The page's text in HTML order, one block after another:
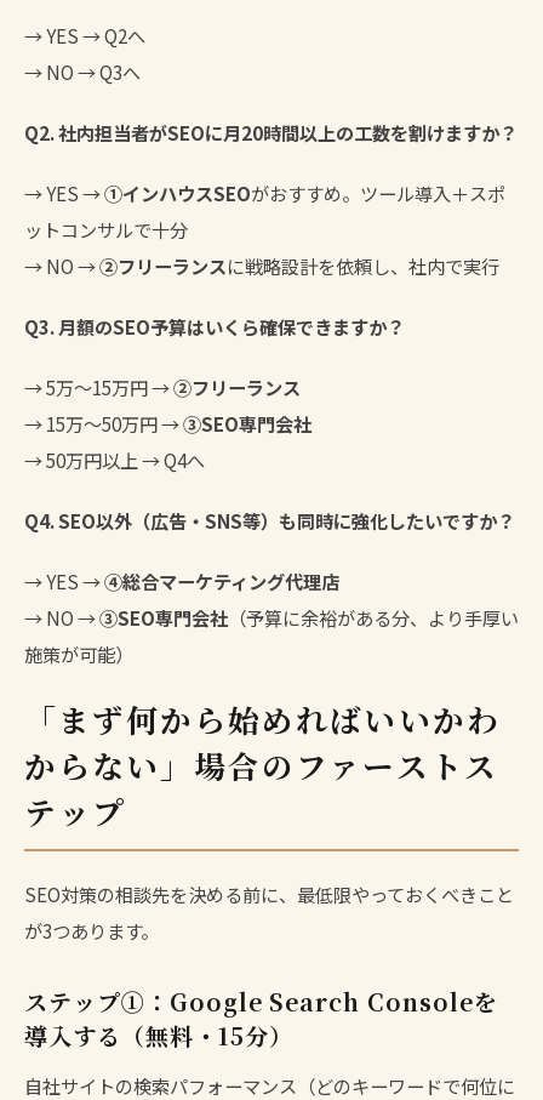
→ YES → Q2へ
→ NO → Q3へ
Q2. 社内担当者がSEOに月20時間以上の工数を割けますか？
→ YES →①インハウスSEOがおすすめ。ツール導入＋スポ
ットコンサルで十分
→ NO →②フリーランスに戦略設計を依頼し、社内で実行
Q3. 月額のSEO予算はいくら確保できますか？
→ 5万〜15万円 →②フリーランス
→ 15万〜50万円 →③SEO専門会社
→ 50万円以上 → Q4へ
Q4. SEO以外（広告・SNS等）も同時に強化したいですか？
→ YES →④総合マーケティング代理店
→ NO →③SEO専門会社 （予算に余裕がある分、より手厚い
施策が可能）
「まず何から始めればいいかわ
からない」場合のファーストス
テップ
SEO対策の相談先を決める前に、最低限やっておくべきこと
が3つあります。
ステップ①：Google Search Consoleを
導入する（無料・15分）
自社サイトの検索パフォーマンス（どのキーワードで何位に